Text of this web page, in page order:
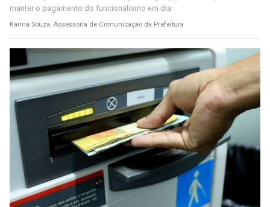
manter o pagamento do funcionalismo em dia
Karina Souza, Assessoria de Comunicação da Prefeitura